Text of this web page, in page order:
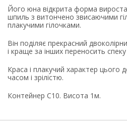
Його юна відкрита форма
шпиль з витончено звисаючими
плакучими гілочками.
Він поділяє прекрасний
і краще за інших переносить
Краса і плакучий характер цього
часом і зрілістю.
Контейнер С10. Висота 1м.